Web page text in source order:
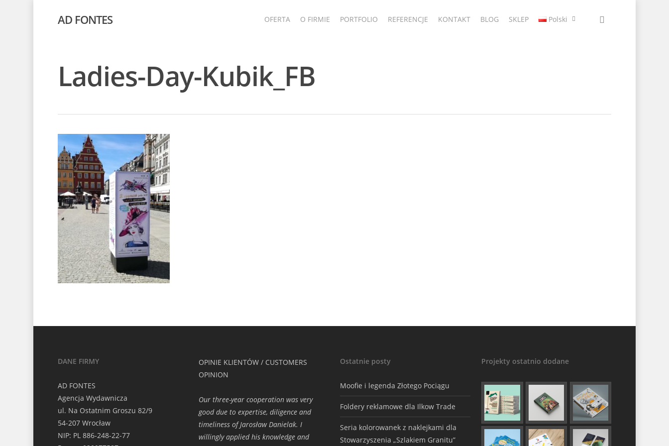
AD FONTES OFERTA O FIRMIE PORTFOLIO REFERENCJE KONTAKT BLOG SKLEP Polski
Ladies-Day-Kubik_FB
DANE FIRMY
AD FONTES
Agencja Wydawnicza
ul. Na Ostatnim Groszu 82/9
54-207 Wrocław
NIP: PL 886-248-22-77
OPINIE KLIENTÓW / CUSTOMERS
OPINION
Our three-year cooperation was very
good due to expertise, diligence and
timeliness of Jarosław Danielak. I
willingly applied his knowledge and
Ostatnie posty
Moofie i legenda Złotego Pociągu
Foldery reklamowe dla Ilkow Trade
Seria kolorowanek z naklejkami dla
Stowarzyszenia „Szlakiem Granitu”
Projekty ostatnio dodane